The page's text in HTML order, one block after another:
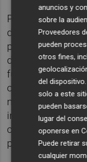
Por la
del edil, la
prioritariamente
despido por
fundamentales,
obstante, la
nulidad al
indicios de
conectar
persecución
anuncios y
sobre la
Proveedores
pueden
otros fines,
del
solo a este
pueden
lugar del
oponerse en
Puede retirar
cualquier